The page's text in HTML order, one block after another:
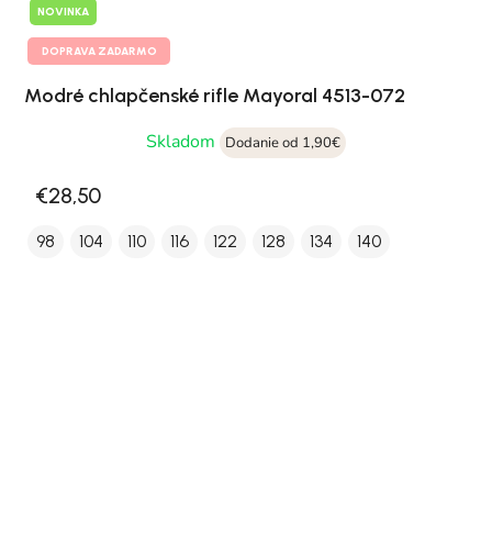
NOVINKA
DOPRAVA ZADARMO
Modré chlapčenské rifle Mayoral 4513-072
Skladom
Dodanie od 1,90€
€28,50
98 104 110 116 122 128 134 140